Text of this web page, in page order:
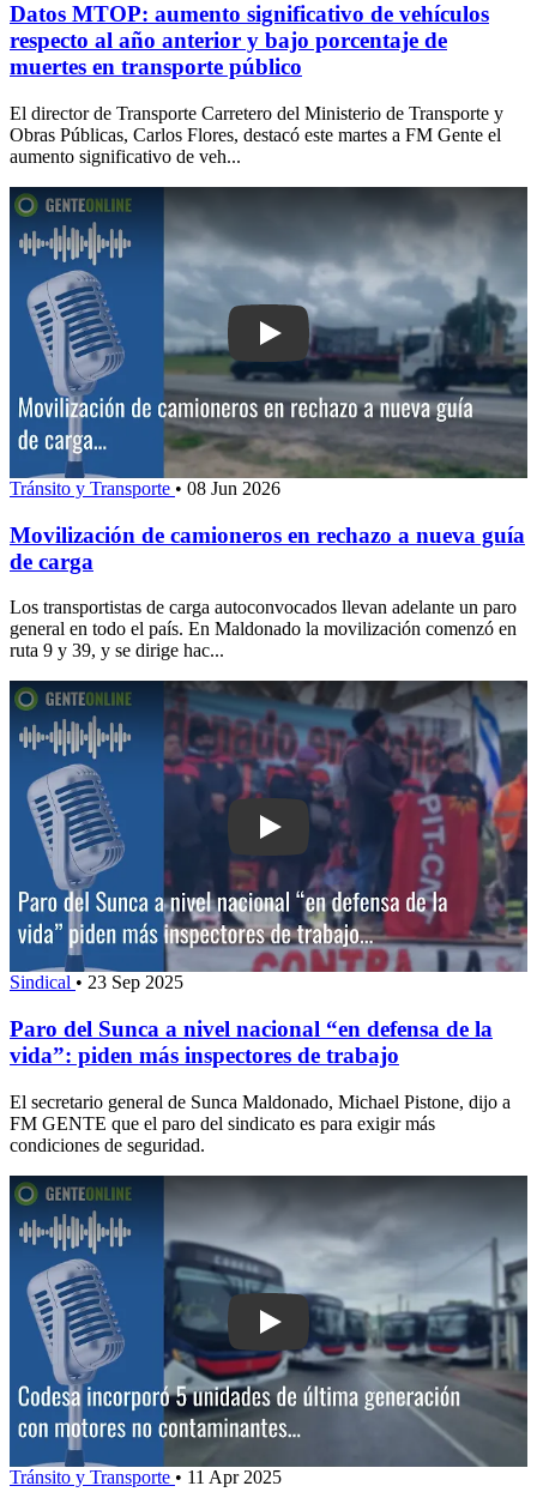
Datos MTOP: aumento significativo de vehículos
respecto al año anterior y bajo porcentaje de
muertes en transporte público
El director de Transporte Carretero del Ministerio de Transporte y
Obras Públicas, Carlos Flores, destacó este martes a FM Gente el
aumento significativo de veh...
Play: Movilización de camioneros en
Tránsito y Transporte • 08 Jun 2026
Movilización de camioneros en rechazo a nueva guía
de carga
Los transportistas de carga autoconvocados llevan adelante un paro
general en todo el país. En Maldonado la movilización comenzó en
ruta 9 y 39, y se dirige hac...
Play: Paro del Sunca a nivel nacional
Sindical • 23 Sep 2025
Paro del Sunca a nivel nacional “en defensa de la
vida”: piden más inspectores de trabajo
El secretario general de Sunca Maldonado, Michael Pistone, dijo a
FM GENTE que el paro del sindicato es para exigir más
condiciones de seguridad.
Play: Codesa incorporó 5 unidades
Tránsito y Transporte • 11 Apr 2025